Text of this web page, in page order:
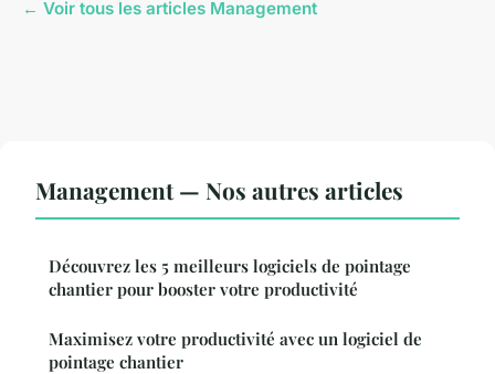
← Voir tous les articles Management
Management — Nos autres articles
Découvrez les 5 meilleurs logiciels de pointage
chantier pour booster votre productivité
Maximisez votre productivité avec un logiciel de
pointage chantier